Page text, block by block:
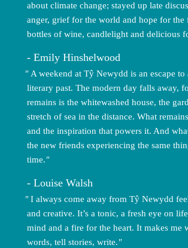
about climate change; stayed up late
anger, grief for the world and hope for the
bottles of wine, candlelight and delicious
Emily Hinshelwood
A weekend at Tŷ Newydd is an escape to
literary past. The modern day falls away,
remains is the whitewashed house, the
stretch of sea in the distance. What
and the inspiration that powers it. And
the new friends experiencing the same
time.
Louise Walsh
I always come away from Tŷ Newydd
and creative. It’s a tonic, a fresh eye on
mind and a fire for the heart. It makes me
words, tell stories, write.